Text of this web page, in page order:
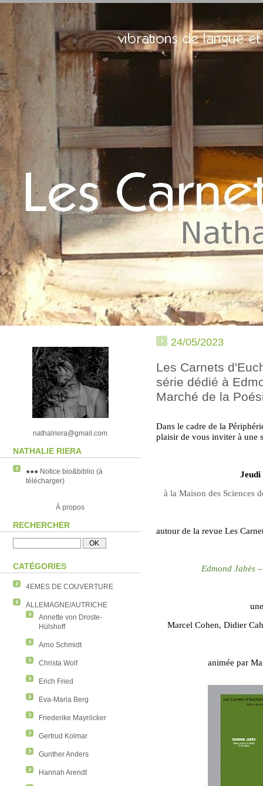
nathalriera@gmail.com
NATHALIE RIERA
●●● Notice bio&biblio (à
télécharger)
À propos
RECHERCHER
CATÉGORIES
4EMES DE COUVERTURE
ALLEMAGNE/AUTRICHE
Annette von Droste-
Hülshoff
Arno Schmidt
Christa Wolf
Erich Fried
Eva-Maria Berg
Friederike Mayröcker
Gertrud Kolmar
Gunther Anders
Hannah Arendt
24/05/2023
Les Carnets
série dédié à
Marché de la
Dans le cadre de la
plaisir de vous inviter à une
Jeudi
à la Maison des Sciences
autour de la revue Les
Edmond Jabès
Marcel Cohen, Didier
animée par